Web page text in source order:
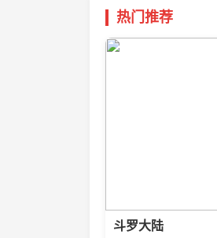
热门推荐
斗罗大陆